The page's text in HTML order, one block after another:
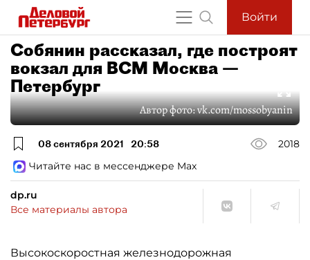
Войти
Собянин рассказал, где построят
вокзал для ВСМ Москва —
Петербург
Автор фото:vk.com/mossobyanin
08 сентября 2021 20:58
2018
Читайте нас в мессенджере Max
dp.ru
Все материалы автора
Высокоскоростная железнодорожная